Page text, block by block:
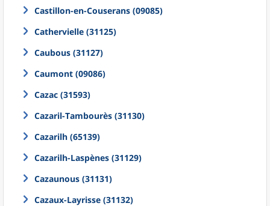
Castillon-en-Couserans (09085)
Cathervielle (31125)
Caubous (31127)
Caumont (09086)
Cazac (31593)
Cazaril-Tambourès (31130)
Cazarilh (65139)
Cazarilh-Laspènes (31129)
Cazaunous (31131)
Cazaux-Layrisse (31132)